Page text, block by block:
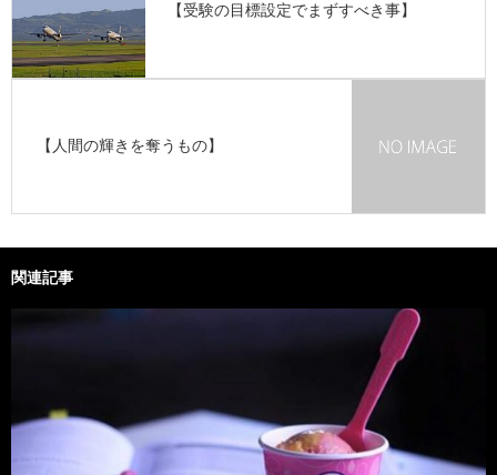
【受験の目標設定でまずすべき事】
【人間の輝きを奪うもの】
関連記事